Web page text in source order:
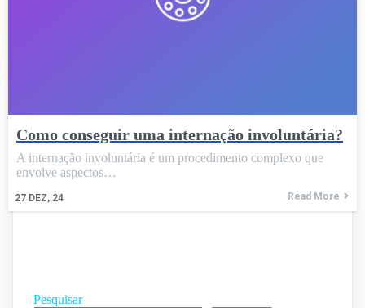
Como conseguir uma internação involuntária?
27 DEZ, 24
A internação involuntária é um procedimento complexo que
envolve aspectos…
Read More
Pesquisar